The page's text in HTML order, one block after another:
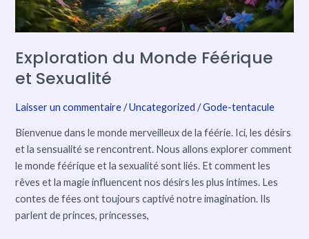
Exploration du Monde Féérique
et Sexualité
Laisser un commentaire /Uncategorized /Gode-tentacule
Bienvenue dans le monde merveilleux de la féérie. Ici, les désirs
et la sensualité se rencontrent. Nous allons explorer comment
le monde féérique et la sexualité sont liés. Et comment les
rêves et la magie influencent nos désirs les plus intimes. Les
contes de fées ont toujours captivé notre imagination. Ils
parlent de princes, princesses,